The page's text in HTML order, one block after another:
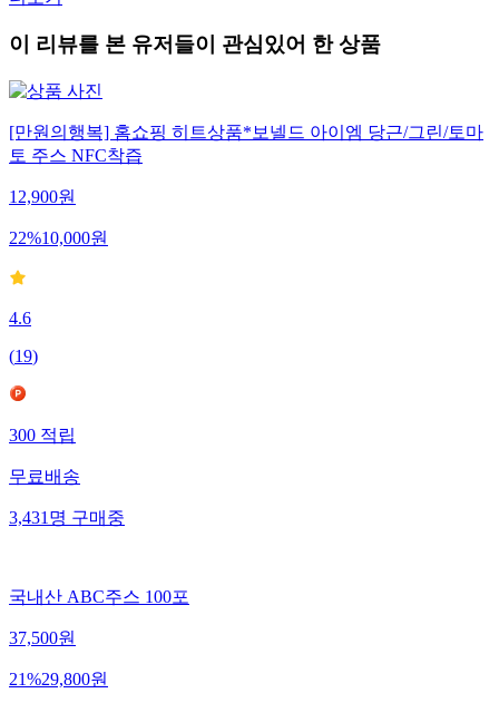
이 리뷰를 본 유저들이 관심있어 한 상품
[만원의행복] 홈쇼핑 히트상품*보넬드 아이엠 당근/그린/토마
토 주스 NFC착즙
12,900원
22%10,000원
4.6
(19)
300 적립
무료배송
3,431 명 구매중
국내산 ABC주스 100포
37,500원
21%29,800원